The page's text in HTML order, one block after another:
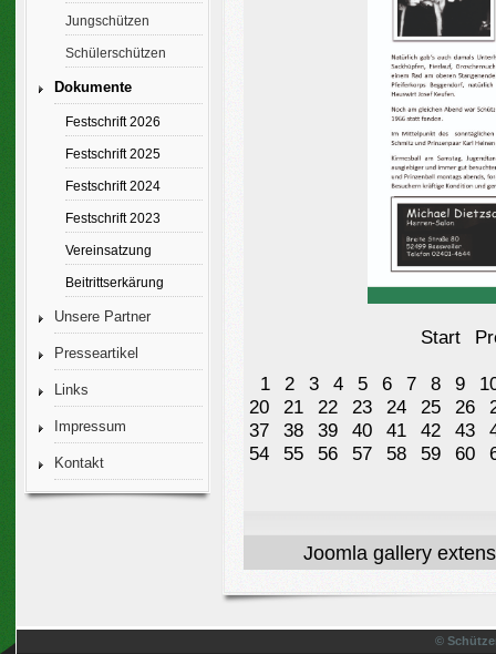
Jungschützen
Schülerschützen
Dokumente
Festschrift 2026
Festschrift 2025
Festschrift 2024
Festschrift 2023
Vereinsatzung
Beitrittserkärung
Unsere Partner
Presseartikel
Links
Impressum
Kontakt
Start
1 2 3 4 5 6 7 8 9
20
21 22 23 24 25 26
37
38 39 40 41 42 43
54
55 56 57 58 59 60
Joomla gallery
©